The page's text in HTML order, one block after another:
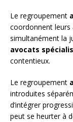
Le regroupement
coordonnent leurs
simultanément la
avocats
contentieux.
Le regroupement
introduites
d’intégrer
peut se heurter à